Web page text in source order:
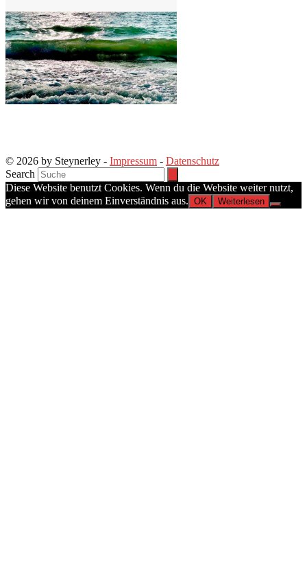
© 2026 by Steynerley - Impressum - Datenschutz
Search
Diese Website benutzt Cookies. Wenn du die Website weiter nutzt,
gehen wir von deinem Einverständnis aus. OK Weiterlesen